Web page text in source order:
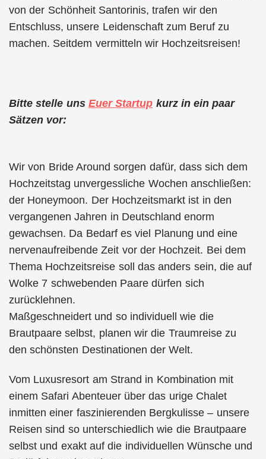
von der Schönheit Santorinis, trafen wir den
Entschluss, unsere Leidenschaft zum Beruf zu
machen. Seitdem vermitteln wir Hochzeitsreisen!
Bitte stelle uns Euer Startup kurz in ein paar
Sätzen vor:
Wir von Bride Around sorgen dafür, dass sich dem
Hochzeitstag unvergessliche Wochen anschließen:
der Honeymoon. Der Hochzeitsmarkt ist in den
vergangenen Jahren in Deutschland enorm
gewachsen. Da Bedarf es viel Planung und eine
nervenaufreibende Zeit vor der Hochzeit. Bei dem
Thema Hochzeitsreise soll das anders sein, die auf
Wolke 7 schwebenden Paare dürfen sich
zurücklehnen.
Maßgeschneidert und so individuell wie die
Brautpaare selbst, planen wir die Traumreise zu
den schönsten Destinationen der Welt.
Vom Luxusresort am Strand in Kombination mit
einem Safari Abenteuer über das urige Chalet
inmitten einer faszinierenden Bergkulisse – unsere
Reisen sind so unterschiedlich wie die Brautpaare
selbst und exakt auf die individuellen Wünsche und